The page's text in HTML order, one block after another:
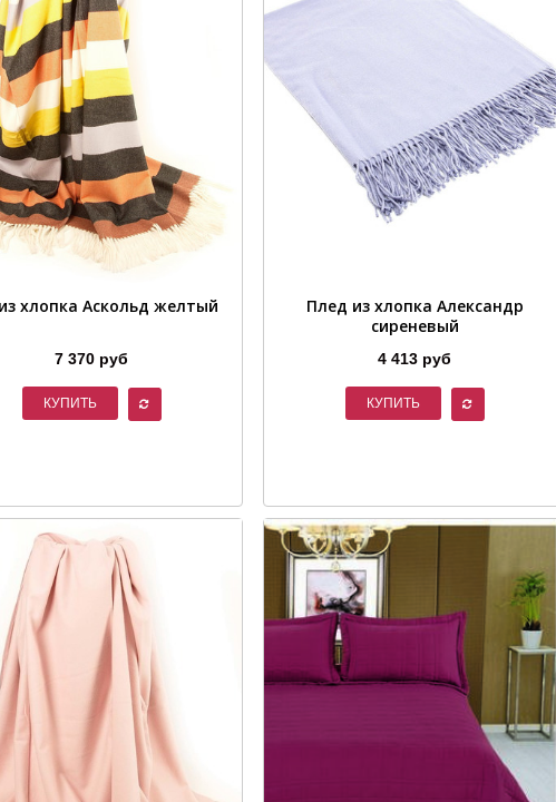
хлопка Аскольд желтый
7 370 руб
КУПИТЬ
Плед из хлопка Александр
сиреневый
4 413 руб
КУПИТЬ